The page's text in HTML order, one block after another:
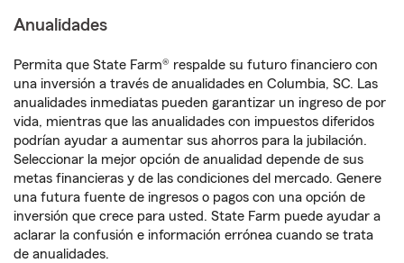
Anualidades
Permita que State Farm® respalde su futuro financiero con
una inversión a través de anualidades en Columbia, SC. Las
anualidades inmediatas pueden garantizar un ingreso de por
vida, mientras que las anualidades con impuestos diferidos
podrían ayudar a aumentar sus ahorros para la jubilación.
Seleccionar la mejor opción de anualidad depende de sus
metas financieras y de las condiciones del mercado. Genere
una futura fuente de ingresos o pagos con una opción de
inversión que crece para usted. State Farm puede ayudar a
aclarar la confusión e información errónea cuando se trata
de anualidades.